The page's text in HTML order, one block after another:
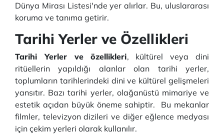
Dünya Mirası Listesi'nde yer alırlar. Bu, uluslararası
koruma ve tanıma getirir.
Tarihi Yerler ve Özellikleri
Tarihi Yerler ve özellikleri, kültürel veya dini
ritüellerin yapıldığı alanlar olan tarihi yerler,
toplumların tarihlerindeki dini ve kültürel gelişmeleri
yansıtır. Bazı tarihi yerler, olağanüstü mimariye ve
estetik açıdan büyük öneme sahiptir. Bu mekanlar
filmler, televizyon dizileri ve diğer eğlence medyası
için çekim yerleri olarak kullanılır.